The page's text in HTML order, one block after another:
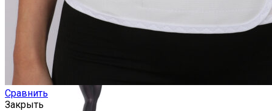
РУКАВА
Сравнить
Закрыть